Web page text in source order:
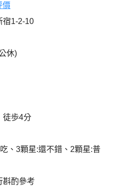
價
宿1-2-10
休)
歩4分
、3顆星:還不錯、2顆星:普
斟酌參考